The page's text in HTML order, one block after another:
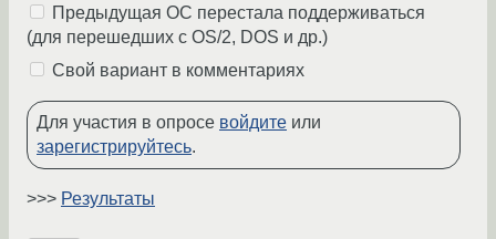
Предыдущая ОС перестала поддерживаться
(для перешедших с OS/2, DOS и др.)
Свой вариант в комментариях
Для участия в опросе войдите или
зарегистрируйтесь.
>>> Результаты